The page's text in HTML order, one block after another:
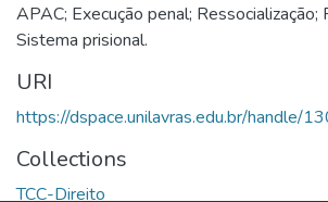
APAC; Execução penal; Ressocialização;
Sistema prisional.
URI
https://dspace.unilavras.edu.br/handle/
Collections
TCC-Direito